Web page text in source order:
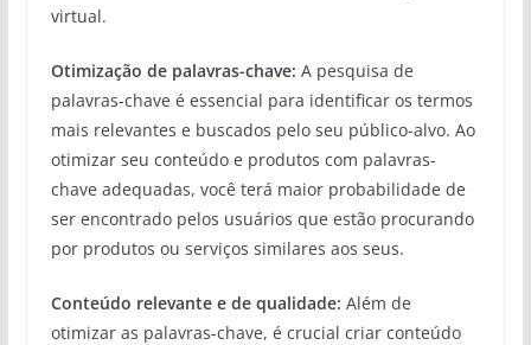
virtual.
Otimização de palavras-chave: A pesquisa de
palavras-chave é essencial para identificar os termos
mais relevantes e buscados pelo seu público-alvo. Ao
otimizar seu conteúdo e produtos com palavras-
chave adequadas, você terá maior probabilidade de
ser encontrado pelos usuários que estão procurando
por produtos ou serviços similares aos seus.
Conteúdo relevante e de qualidade: Além de
otimizar as palavras-chave, é crucial criar conteúdo